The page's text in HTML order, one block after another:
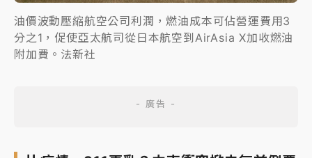
油價波動壓縮航空公司利潤，燃油成本可佔營運費用3
分之1，促使亞太航司從日本航空到AirAsia X加收燃油
附加費。法新社